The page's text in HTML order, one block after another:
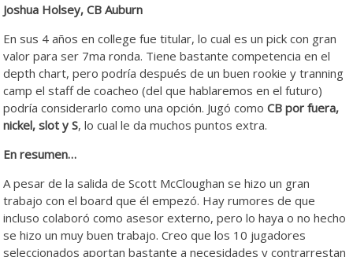
Joshua Holsey, CB Auburn
En sus 4 años en college fue titular, lo cual es un pick con gran
valor para ser 7ma ronda. Tiene bastante competencia en el
depth chart, pero podría después de un buen rookie y tranning
camp el staff de coacheo (del que hablaremos en el futuro)
podría considerarlo como una opción. Jugó comoCB por fuera,
nickel, slot y S, lo cual le da muchos puntos extra.
En resumen…
A pesar de la salida de Scott McCloughan se hizo un gran
trabajo con el board que él empezó. Hay rumores de que
incluso colaboró como asesor externo, pero lo haya o no hecho
se hizo un muy buen trabajo. Creo que los 10 jugadores
seleccionados aportan bastante a necesidades y contrarrestan